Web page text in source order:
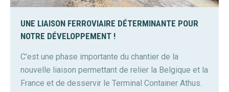
UNE LIAISON FERROVIAIRE DÉTERMINANTE POUR
NOTRE DÉVELOPPEMENT !
C’est une phase importante du chantier de la
nouvelle liaison permettant de relier la Belgique et la
France et de desservir le Terminal Container Athus.